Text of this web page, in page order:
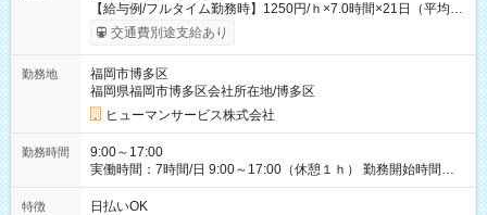
【給与例/フルタイム勤務時】1250円/ｈ×7.0時間×21日（平均
値）=183,750円 別途交通費支給（会社規定有）、残業/休日手当
支給、 フルタイムの募集になりますが、働く日数や時間につい
ど）は、ご希望状況をヒヤリングして調整できることがありま
す。応募時に、ご相談頂きます様お願いします。 ※公共交通機
関、駐車場あり。（粕屋郡） 【試用期間】試用期間なし
交通費別途支給あり
勤務地
福岡市博多区
福岡県福岡市博多区会社所在地/博多区
ヒューマンサービス株式会社
勤務時間
9:00～17:00
実働時間：7時間/日 9:00～17:00（休憩１ｈ） 勤務開始時間等
の調整も受けたまります。 （例：10時から17時 など） お気軽
にご相談・お問い合わせをメールで返信してください。
特徴 日払いOK